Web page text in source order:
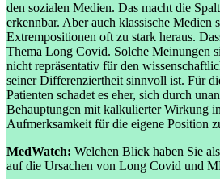
den sozialen Medien. Das macht die
erkennbar. Aber auch klassische Medien
Extrempositionen oft zu stark heraus.
Thema Long Covid. Solche Meinungen
nicht repräsentativ für den
seiner Differenziertheit sinnvoll ist. Für
Patienten schadet es eher, sich durch
Behauptungen mit kalkulierter Wirkung
Aufmerksamkeit für die eigene Position
MedWatch: Welchen Blick haben Sie
auf die Ursachen von Long Covid und